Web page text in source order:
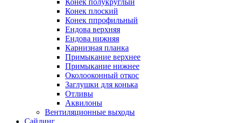
Конек полукруглый
Конек плоский
Конек ппрофильный
Ендова верхняя
Ендова нижняя
Карнизная планка
Примыкание верхнее
Примыкание нижнее
Околооконный откос
Заглушки для конька
Отливы
Аквилоны
Вентиляционные выходы
Сайдинг